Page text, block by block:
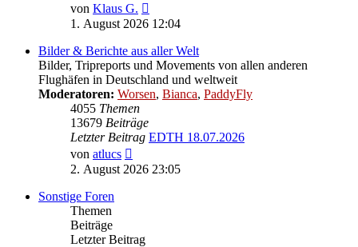
von Klaus G.
Beitrag
1. August 2026 12:04
Bilder & Berichte aus aller Welt
Bilder, Tripreports und Movements von allen anderen
Flughäfen in Deutschland und weltweit
Moderatoren: Worsen, Bianca, PaddyFly
4055 Themen
13679 Beiträge
Letzter Beitrag EDTH 18.07.2026
von atlucs
Beitrag
2. August 2026 23:05
Sonstige Foren
Themen
Beiträge
Letzter Beitrag